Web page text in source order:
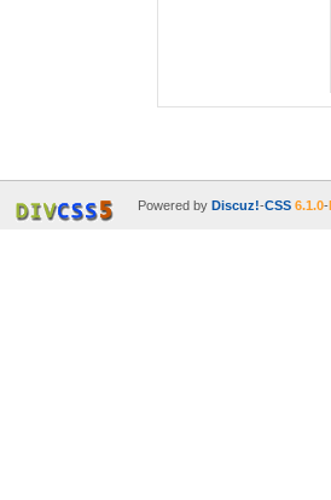
Powered by Discuz!-CSS 6.1.0-